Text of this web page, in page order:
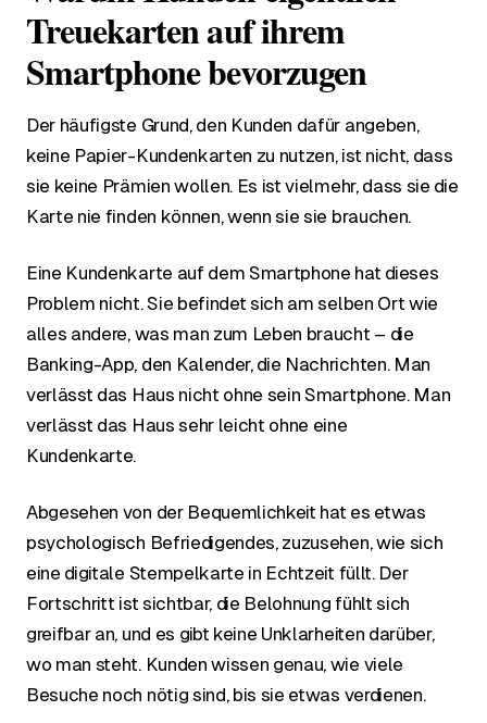
Treuekarten auf ihrem
Smartphone bevorzugen
Der häufigste Grund, den Kunden dafür angeben,
keine Papier-Kundenkarten zu nutzen, ist nicht, dass
sie keine Prämien wollen. Es ist vielmehr, dass sie die
Karte nie finden können, wenn sie sie brauchen.
Eine Kundenkarte auf dem Smartphone hat dieses
Problem nicht. Sie befindet sich am selben Ort wie
alles andere, was man zum Leben braucht – die
Banking-App, den Kalender, die Nachrichten. Man
verlässt das Haus nicht ohne sein Smartphone. Man
verlässt das Haus sehr leicht ohne eine
Kundenkarte.
Abgesehen von der Bequemlichkeit hat es etwas
psychologisch Befriedigendes, zuzusehen, wie sich
eine digitale Stempelkarte in Echtzeit füllt. Der
Fortschritt ist sichtbar, die Belohnung fühlt sich
greifbar an, und es gibt keine Unklarheiten darüber,
wo man steht. Kunden wissen genau, wie viele
Besuche noch nötig sind, bis sie etwas verdienen.